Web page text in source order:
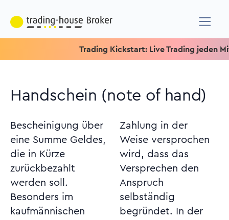
Trading Kickstart: Live Trading jeden
Handschein (note of hand)
Bescheinigung über
eine Summe Geldes,
die in Kürze
zurückbezahlt
werden soll.
Besonders im
kaufmännischen
Zahlung in der
Weise versprochen
wird, dass das
Versprechen den
Anspruch
selbständig
begründet. In der